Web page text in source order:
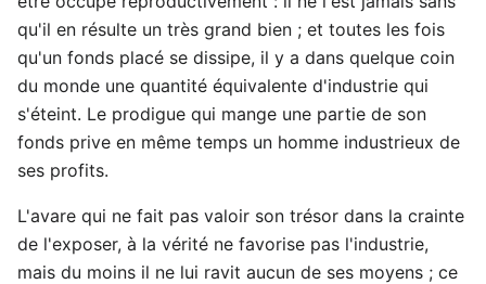
qu'il en résulte un très grand bien ; et toutes les fois
qu'un fonds placé se dissipe, il y a dans quelque coin
du monde une quantité équivalente d'industrie qui
s'éteint. Le prodigue qui mange une partie de son
fonds prive en même temps un homme industrieux de
ses profits.
L'avare qui ne fait pas valoir son trésor dans la crainte
de l'exposer, à la vérité ne favorise pas l'industrie,
mais du moins il ne lui ravit aucun de ses moyens ; ce